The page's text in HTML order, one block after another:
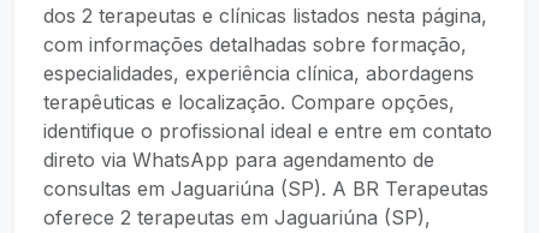
dos 2 terapeutas e clínicas listados nesta página,
com informações detalhadas sobre formação,
especialidades, experiência clínica, abordagens
terapêuticas e localização. Compare opções,
identifique o profissional ideal e entre em contato
direto via WhatsApp para agendamento de
consultas em Jaguariúna (SP). A BR Terapeutas
oferece 2 terapeutas em Jaguariúna (SP),